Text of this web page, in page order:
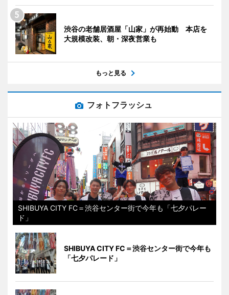
渋谷の老舗居酒屋「山家」が再始動 本店を
大規模改装、朝・深夜営業も
もっと見る
フォトフラッシュ
SHIBUYA CITY FC＝渋谷センター街で今年も「七夕パレー
ド」
SHIBUYA CITY FC＝渋谷センター街で今年も
「七夕パレード」